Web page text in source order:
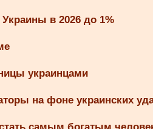
в 2026 до 1%
украинцами
на фоне украинских
самым богатым